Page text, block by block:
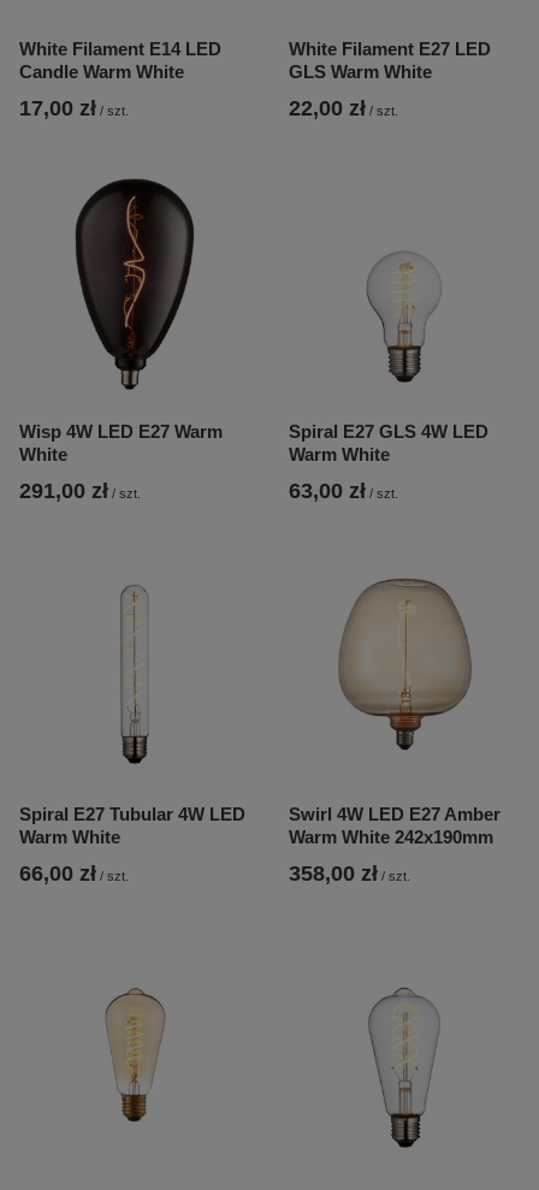
White Filament E14 LED
Candle Warm White
17,00 zł / szt.
White Filament E27 LED
GLS Warm White
22,00 zł / szt.
Wisp 4W LED E27 Warm
White
291,00 zł / szt.
Spiral E27 GLS 4W LED
Warm White
63,00 zł / szt.
Spiral E27 Tubular 4W LED
Warm White
66,00 zł / szt.
Swirl 4W LED E27 Amber
Warm White 242x190mm
358,00 zł / szt.